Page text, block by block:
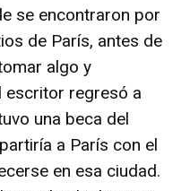
se encontraron por
de París, antes de
algo y
escritor regresó a
una beca del
a París con el
en esa ciudad.